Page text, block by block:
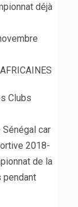
déjà
Clubs
Sénégal car
2018-
de la
pendant